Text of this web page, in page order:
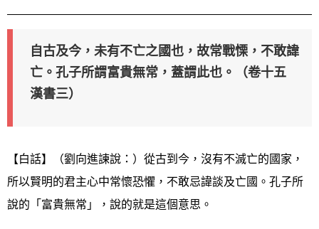
自古及今，未有不亡之國也，故常戰慄，不敢諱
亡。孔子所謂富貴無常，蓋謂此也。（卷十五
漢書三）
【白話】（劉向進諫說：）從古到今，沒有不滅亡的國家，
所以賢明的君主心中常懷恐懼，不敢忌諱談及亡國。孔子所
說的「富貴無常」，說的就是這個意思。